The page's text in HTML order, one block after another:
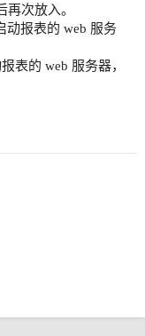
次放入。
动报表的 web 服务
表的 web 服务器，